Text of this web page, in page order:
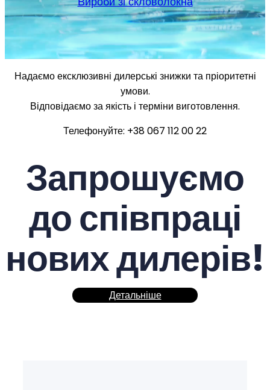
Надаємо ексклюзивні дилерські знижки та пріоритетні
умови.
Відповідаємо за якість і терміни виготовлення.
Телефонуйте: +38 067 112 00 22
Запрошуємо
до співпраці
нових дилерів!
Детальніше